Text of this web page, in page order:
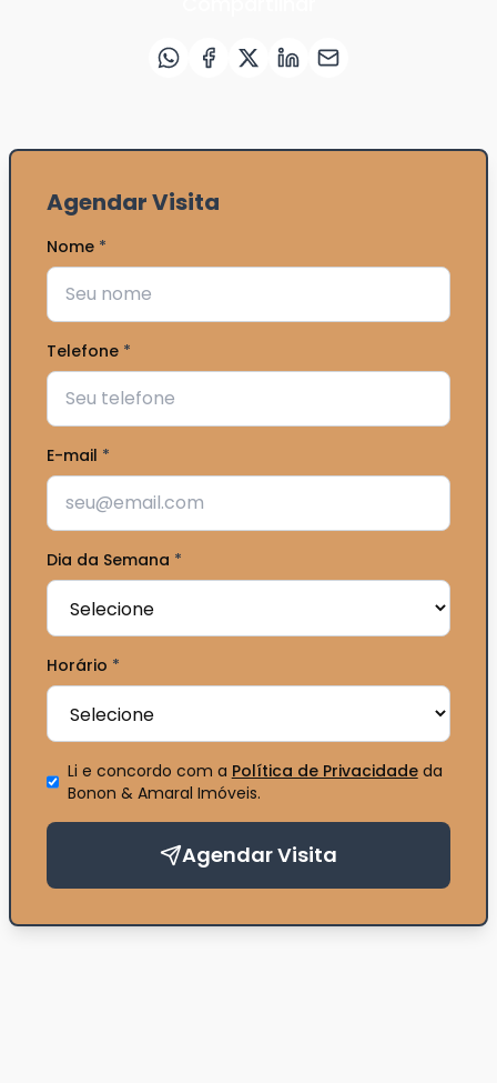
Agendar Visita
Nome *
Telefone *
E-mail *
Dia da Semana *
Horário *
Li e concordo com a Política de Privacidadeda
Bonon & Amaral Imóveis.
Agendar Visita